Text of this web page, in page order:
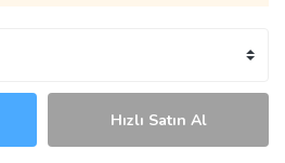
Hızlı Satın Al